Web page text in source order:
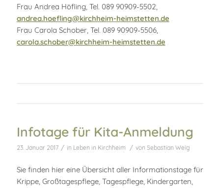
Frau Andrea Höfling, Tel. 089 90909-5502,
andrea.hoefling@kirchheim-heimstetten.de
Frau Carola Schober, Tel. 089 90909-5506,
carola.schober@kirchheim-heimstetten.de
Infotage für Kita-Anmeldung
23. Januar 2017 / in Leben in Kirchheim / von Sebastian Weig
Sie finden hier eine Übersicht aller Informationstage für
Krippe, Großtagespflege, Tagespflege, Kindergarten,